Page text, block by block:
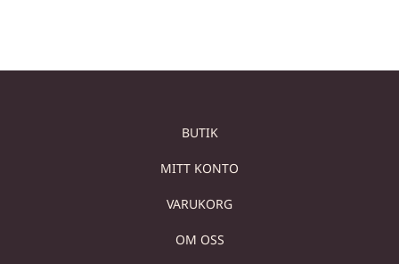
BUTIK
MITT KONTO
VARUKORG
OM OSS